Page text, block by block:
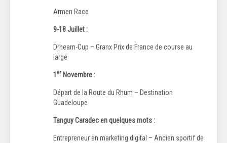
Armen Race
9-18 Juillet :
Drheam-Cup – Granx Prix de France de course au
large
1 er Novembre :
Départ de la Route du Rhum – Destination
Guadeloupe
Tanguy Caradec en quelques mots :
Entrepreneur en marketing digital – Ancien sportif de